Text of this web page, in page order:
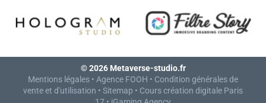
© 2026 Metaverse-studio.fr
Mentions légales • Agence FOOH • Condition générales de
vente et d'utilisation • Sitemap • Cours création digitale Paris